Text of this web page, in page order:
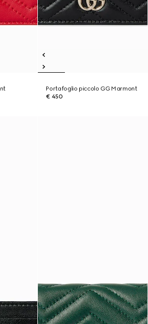
Portafoglio piccolo GG Marmont
€ 450